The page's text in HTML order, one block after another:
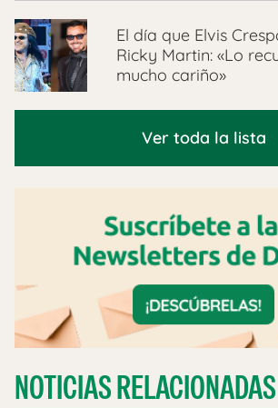
El día que Elvis
Ricky Martin: «Lo
mucho cariño»
Ver toda la lista
NOTICIAS RELACIONADAS